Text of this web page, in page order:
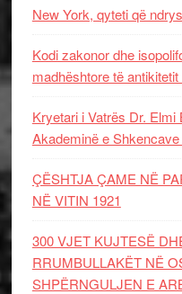
New York, qyteti që
Kodi zakonor dhe
madhështore të
Kryetari i Vatrës Dr.
Akademinë e
ÇËSHTJA ÇAME NË
NË VITIN 1921
300 VJET KUJTESË
RRUMBULLAKËT NË
SHPËRNGULJEN E